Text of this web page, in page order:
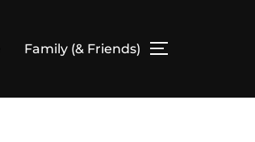
Family (& Friends)